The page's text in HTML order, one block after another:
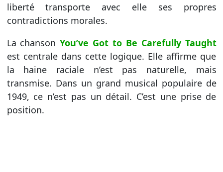
liberté transporte avec elle ses propres
contradictions morales.
La chansonYou’ve Got to Be Carefully Taught
est centrale dans cette logique. Elle affirme que
la haine raciale n’est pas naturelle, mais
transmise. Dans un grand musical populaire de
1949, ce n’est pas un détail. C’est une prise de
position.